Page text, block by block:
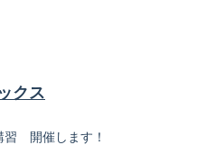
クス
開催します！